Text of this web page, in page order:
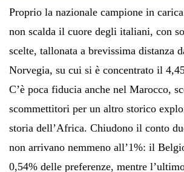
Proprio la nazionale campione in
non scalda il cuore degli italiani, con
scelte, tallonata a brevissima distanza
Norvegia, su cui si è concentrato il
C’è poca fiducia anche nel Marocco,
scommettitori per un altro storico
storia dell’Africa. Chiudono il conto
non arrivano nemmeno all’1%: il
0,54% delle preferenze, mentre